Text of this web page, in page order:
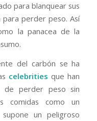
para blanquear sus
para perder peso. Así
la panacea de la
del carbón se ha
celebrities que han
de perder peso sin
comidas como un
un peligroso